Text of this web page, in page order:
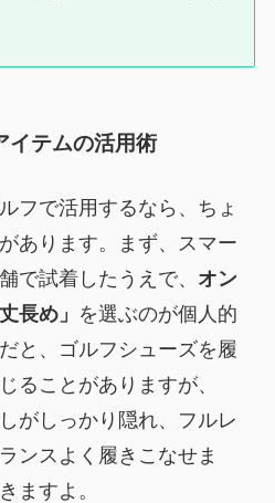
イテムの活用術
フで活用するなら、ちょ
あります。まず、スマー
で試着したうえで、 オン
長め」 を選ぶのが個人的
と、ゴルフシューズを履
ることがありますが、
がしっかり隠れ、フルレ
ンスよく履きこなせま
ますよ。